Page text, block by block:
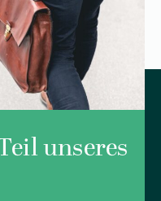
unseres